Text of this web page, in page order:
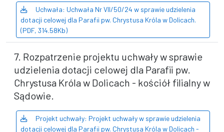
Uchwała: Uchwała Nr VII/50/24 w sprawie udzielenia
dotacji celowej dla Parafii pw. Chrystusa Króla w Dolicach.
(PDF, 314.58Kb)
7. Rozpatrzenie projektu uchwały w sprawie
udzielenia dotacji celowej dla Parafii pw.
Chrystusa Króla w Dolicach - kościół filialny w
Sądowie.
Projekt uchwały: Projekt uchwały w sprawie udzielenia
dotacji celowej dla Parafii pw. Chrystusa Króla w Dolicach -